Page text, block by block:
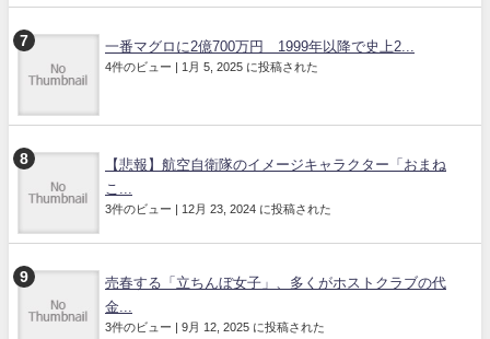
一番マグロに2億700万円 1999年以降で史上2...
4件のビュー 1月 5, 2025 に投稿された
【悲報】航空自衛隊のイメージキャラクター「おまね
こ...
3件のビュー 12月 23, 2024 に投稿された
売春する「立ちんぼ女子」、多くがホストクラブの代
金...
3件のビュー 9月 12, 2025 に投稿された